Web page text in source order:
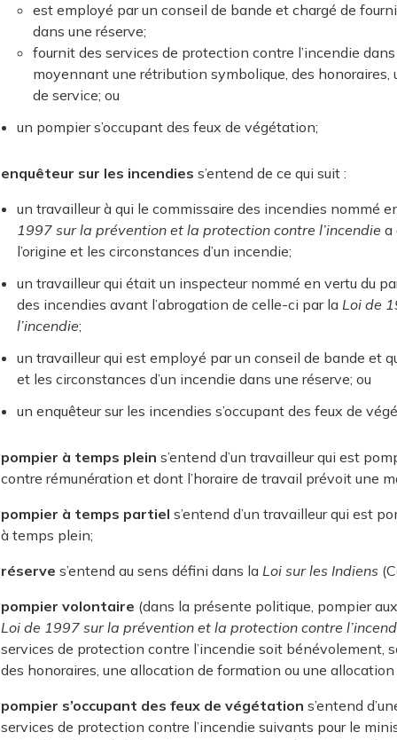
est employé par un conseil de bande et chargé de
dans une réserve;
fournit des services de protection contre l’incendie
moyennant une rétribution symbolique, des
de service; ou
un pompier s’occupant des feux de végétation;
enquêteur sur les incendies s’entend de ce qui suit :
un travailleur à qui le commissaire des incendies nommé
1997 sur la prévention et la protection contre l’incendie a
l’origine et les circonstances d’un incendie;
un travailleur qui était un inspecteur nommé en vertu du
des incendies avant l’abrogation de celle-ci par la Loi de
l’incendie;
un travailleur qui est employé par un conseil de bande et
et les circonstances d’un incendie dans une réserve; ou
un enquêteur sur les incendies s’occupant des feux de
pompier à temps plein s’entend d’un travailleur qui est
contre rémunération et dont l’horaire de travail prévoit une
pompier à temps partiel s’entend d’un travailleur qui est
à temps plein;
réserve s’entend au sens défini dans la Loi sur les Indiens
pompier volontaire (dans la présente politique, pompier
Loi de 1997 sur la prévention et la protection contre
services de protection contre l’incendie soit bénévolement,
des honoraires, une allocation de formation ou une allocation
pompier s’occupant des feux de végétation s’entend
services de protection contre l’incendie suivants pour le